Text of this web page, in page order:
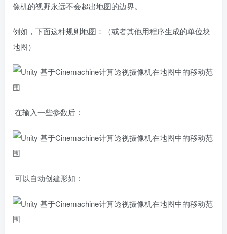
像机的视野永远不会超出地图的边界。
例如，下面这种规则地图：（或者其他用程序生成的单位块
地图）
在输入一些参数后：
可以自动创建形如：